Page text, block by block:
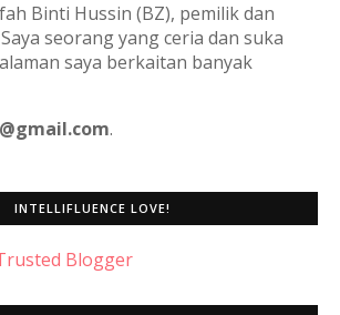
Binti Hussin (BZ), pemilik dan
seorang yang ceria dan suka
saya berkaitan banyak
.
INTELLIFLUENCE LOVE!